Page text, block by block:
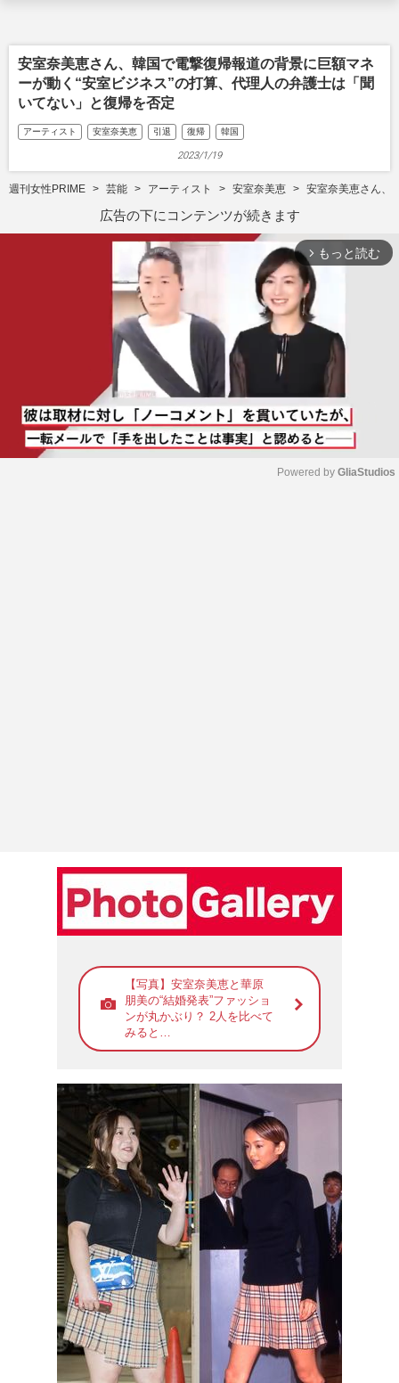
安室奈美恵さん、韓国で電撃復帰報道の背景に巨額マネ
ーが動く“安室ビジネス”の打算、代理人の弁護士は「聞
いてない」と復帰を否定
アーティスト 安室奈美恵 引退 復帰 韓国
2023/1/19
週刊女性PRIME 芸能 アーティスト 安室奈美恵 安室奈美恵さん、
広告の下にコンテンツが続きます
arrow_forward_ios もっと読む
Powered by GliaStudios
【写真】安室奈美恵と華原
朋美の“結婚発表”ファッショ
ンが丸かぶり？ 2人を比べて
みると…